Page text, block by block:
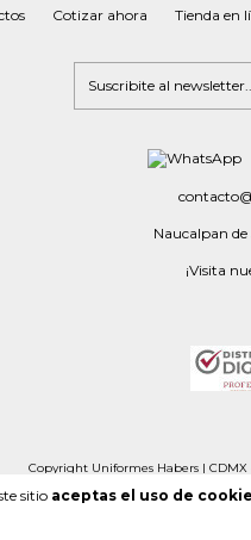
sitio aceptas el uso de
Cotizar ahora Tienda en
Naucalpan
¡Visita
Copyright Uniformes Habers | CDMX